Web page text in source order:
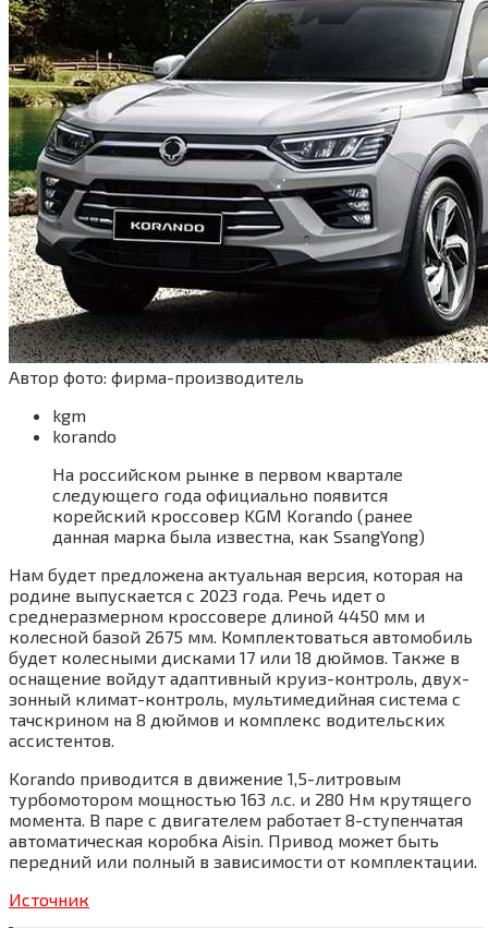
Автор фото: фирма-производитель
kgm
korando
На российском рынке в первом квартале
следующего года официально появится
корейский кроссовер KGM Korando (ранее
данная марка была известна, как SsangYong)
Нам будет предложена актуальная версия, которая на
родине выпускается с 2023 года. Речь идет о
среднеразмерном кроссовере длиной 4450 мм и
колесной базой 2675 мм. Комплектоваться автомобиль
будет колесными дисками 17 или 18 дюймов. Также в
оснащение войдут адаптивный круиз-контроль, двух-
зонный климат-контроль, мультимедийная система с
тачскрином на 8 дюймов и комплекс водительских
ассистентов.
Korando приводится в движение 1,5-литровым
турбомотором мощностью 163 л.с. и 280 Нм крутящего
момента. В паре с двигателем работает 8-ступенчатая
автоматическая коробка Aisin. Привод может быть
передний или полный в зависимости от комплектации.
Источник